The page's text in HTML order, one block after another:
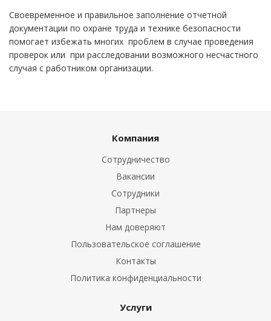
Своевременное и правильное заполнение отчетной
документации по охране труда и технике безопасности
помогает избежать многих проблем в случае проведения
проверок или при расследовании возможного несчастного
случая с работником организации.
Компания
Сотрудничество
Вакансии
Сотрудники
Партнеры
Нам доверяют
Пользовательское соглашение
Контакты
Политика конфиденциальности
Услуги